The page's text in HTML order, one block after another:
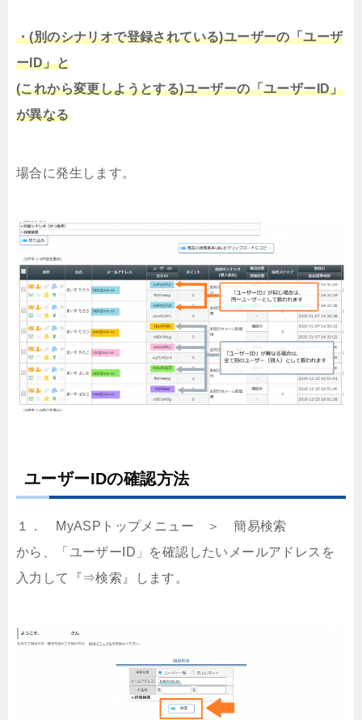
・(別のシナリオで登録されている)ユーザーの「ユーザ
ーID」と
(これから変更しようとする)ユーザーの「ユーザーID」
が異なる
場合に発生します。
ユーザーIDの確認方法
１． MyASPトップメニュー ＞ 簡易検索
から、「ユーザーID」を確認したいメールアドレスを
入力して『⇒検索』します。